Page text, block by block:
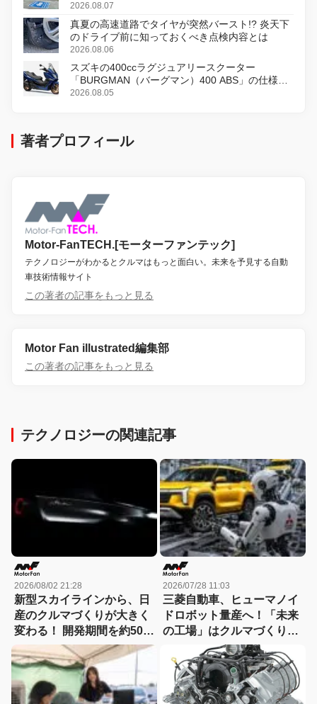
2026.08.07
真夏の高速道路でタイヤが突然バースト!? 炎天下
のドライブ前に知っておくべき点検内容とは
2026.08.06
スズキの400ccラグジュアリースクーター
「BURGMAN（バーグマン）400 ABS」の仕様を
変更し、8月18日に発売
2026.08.05
著者プロフィール
Motor-FanTECH.[モーターファンテック]
テクノロジーがわかるとクルマはもっと面白い。未来を予見する自動
車技術情報サイト
この著者の記事をもっと見る
Motor Fan illustrated編集部
この著者の記事をもっと見る
テクノロジーの関連記事
2026/08/02 21:28
新型スカイラインから、日
産のクルマづくりが大きく
変わる！ 開発期間を約50か
月から30か月へと大幅短縮
2026/07/28 11:03
三菱自動車、ヒューマノイ
ドロボット量産へ！「未来
の工場」はクルマづくりを
どう変えるのか